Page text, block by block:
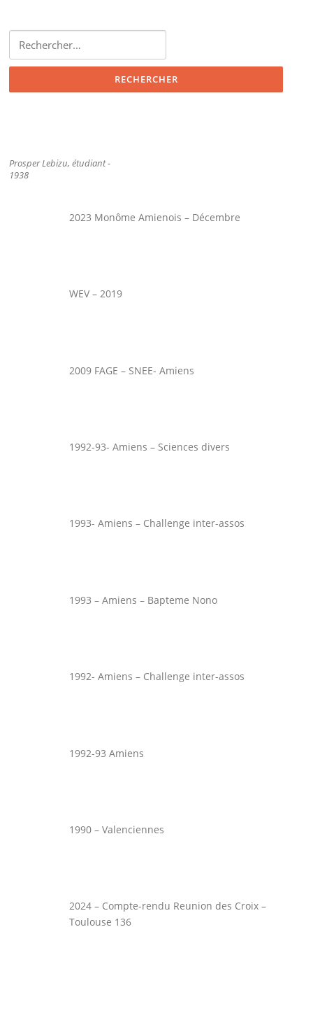
Prosper Lebizu, étudiant -
1938
2023 Monôme Amienois – Décembre
WEV – 2019
2009 FAGE – SNEE- Amiens
1992-93- Amiens – Sciences divers
1993- Amiens – Challenge inter-assos
1993 – Amiens – Bapteme Nono
1992- Amiens – Challenge inter-assos
1992-93 Amiens
1990 – Valenciennes
2024 – Compte-rendu Reunion des Croix –
Toulouse 136